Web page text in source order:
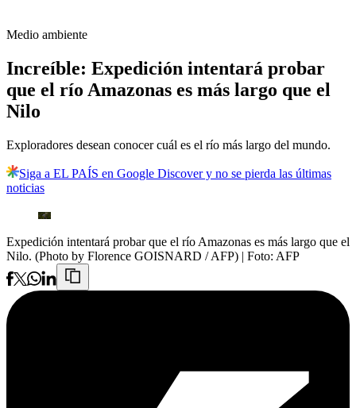
Medio ambiente
Increíble: Expedición intentará probar
que el río Amazonas es más largo que el
Nilo
Exploradores desean conocer cuál es el río más largo del mundo.
Siga a EL PAÍS en Google Discover y no se pierda las últimas
noticias
Expedición intentará probar que el río Amazonas es más largo que el
Nilo. (Photo by Florence GOISNARD / AFP) | Foto: AFP